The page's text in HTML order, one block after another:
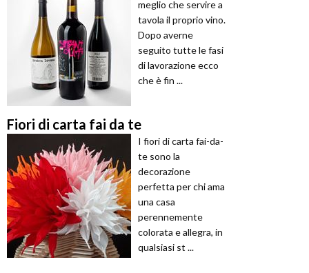
meglio che servire a
tavola il proprio vino.
Dopo averne
seguito tutte le fasi
di lavorazione ecco
che è fin ...
Fiori di carta fai da te
I fiori di carta fai-da-
te sono la
decorazione
perfetta per chi ama
una casa
perennemente
colorata e allegra, in
qualsiasi st ...